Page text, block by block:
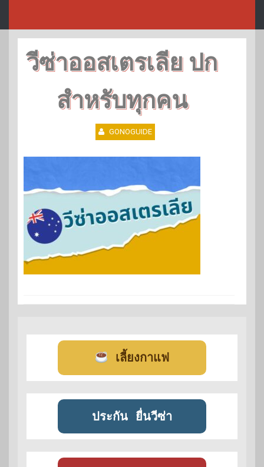
วีซ่าออสเตรเลีย ปก
สำหรับทุกคน
GONOGUIDE
เลี้ยงกาแฟ
ประกัน ยื่นวีซ่า